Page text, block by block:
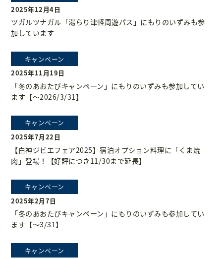
2025年12月4日
ツガルツナガル「湯らり津軽周遊パス」にもりのいずみも参
加しています
キャンペーン
2025年11月19日
「冬のあおたびキャンペーン」にもりのいずみも参加してい
ます【～2026/3/31】
キャンペーン
2025年7月22日
【白神ジビエフェア2025】宿泊オプション料理に「くま焼
肉」登場！【好評につき11/30まで延長】
キャンペーン
2025年2月7日
「冬のあおたびキャンペーン」にもりのいずみも参加してい
ます【～3/31】
キャンペーン